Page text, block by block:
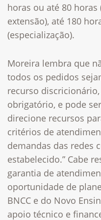
horas ou até 80
extensão), até 180
(especialização).
Moreira lembra que
todos os pedidos
recurso
obrigatório, e pode
direcione recursos
critérios de
demandas das redes
estabelecido.” Cabe
garantia de
oportunidade de
BNCC e do Novo
apoio técnico e